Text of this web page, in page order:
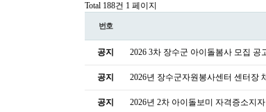
Total 188건 1 페이지
번호
공지 2026 3차 장수군 아이돌봄사 모집 공
공지 2026년 장수군자원봉사센터 센터장
공지 2026년 2차 아이돌보미 자격증소지자